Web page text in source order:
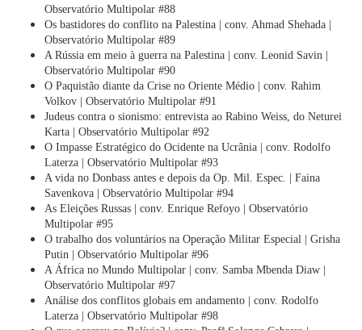
Observatório Multipolar #88
Os bastidores do conflito na Palestina | conv. Ahmad Shehada |
Observatório Multipolar #89
A Rússia em meio à guerra na Palestina | conv. Leonid Savin |
Observatório Multipolar #90
O Paquistão diante da Crise no Oriente Médio | conv. Rahim
Volkov | Observatório Multipolar #91
Judeus contra o sionismo: entrevista ao Rabino Weiss, do Neturei
Karta | Observatório Multipolar #92
O Impasse Estratégico do Ocidente na Ucrânia | conv. Rodolfo
Laterza | Observatório Multipolar #93
A vida no Donbass antes e depois da Op. Mil. Espec. | Faina
Savenkova | Observatório Multipolar #94
As Eleições Russas | conv. Enrique Refoyo | Observatório
Multipolar #95
O trabalho dos voluntários na Operação Militar Especial | Grisha
Putin | Observatório Multipolar #96
A África no Mundo Multipolar | conv. Samba Mbenda Diaw |
Observatório Multipolar #97
Análise dos conflitos globais em andamento | conv. Rodolfo
Laterza | Observatório Multipolar #98